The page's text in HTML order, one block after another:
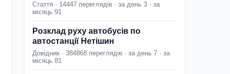
Стаття · 14447 переглядів · за день 3 · за
місяць 91
Розклад руху автобусів по
автостанції Нетішин
Довідник · 384868 переглядів · за день 7 · за
місяць 81